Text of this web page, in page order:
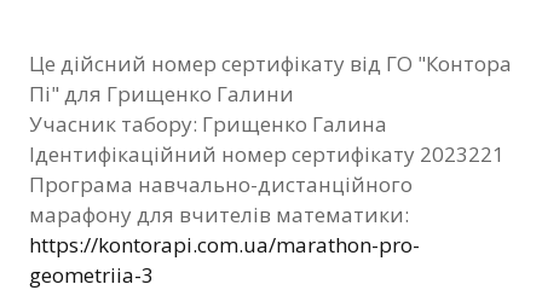
Фотозвіт
Видані сертифікати
Контакти
Це дійсний номер сертифікату від ГО "Контора
Пі" для Грищенко Галини
Учасник табору: Грищенко Галина
Ідентифікаційний номер сертифікату 2023221
Програма навчально-дистанційного
марафону для вчителів математики:
https://kontorapi.com.ua/marathon-pro-
geometriia-3